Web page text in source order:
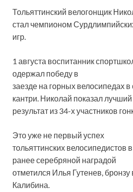
Тольяттинский велогонщик
стал чемпионом
игр.
1 августа воспитанник
одержал победу в
заезде на горных велосипедах
кантри. Николай показал лучший
результат из 34-х участников
Это уже не первый успех
тольяттинских велосипедистов
ранее серебряной наградой
отметился Илья Гутенев,
Калибина.